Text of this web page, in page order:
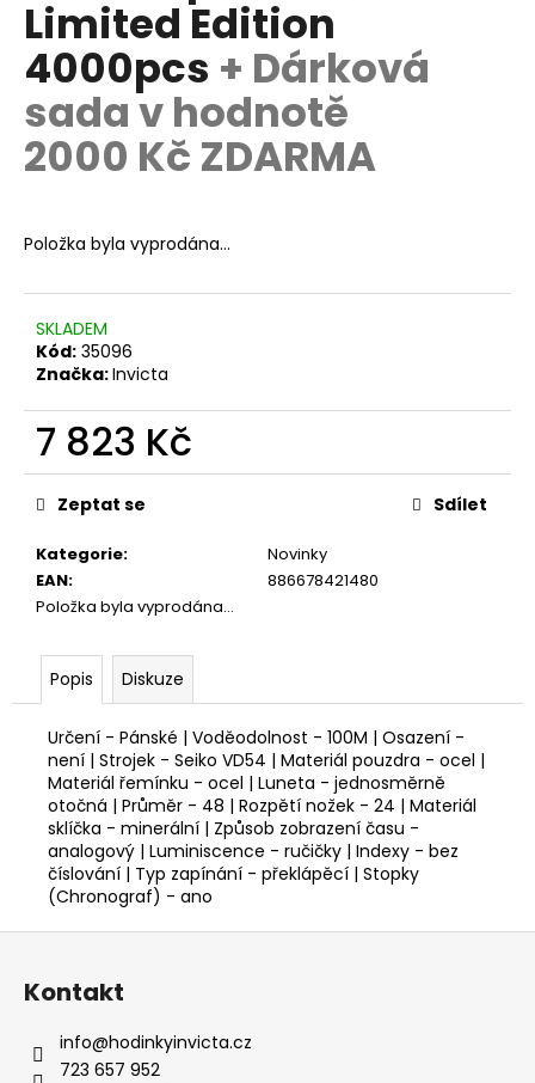
Limited Edition
4000pcs + Dárková
sada v hodnotě
2000 Kč ZDARMA
Položka byla vyprodána…
SKLADEM
Kód: 35096
Značka:Invicta
7 823 Kč
Měrná
cena:
Kategorie:
Novinky
EAN:
886678421480
Položka byla vyprodána…
Zeptat se Sdílet
Popis Diskuze
Určení - Pánské | Voděodolnost - 100M | Osazení -
není | Strojek - Seiko VD54 | Materiál pouzdra - ocel |
Materiál řemínku - ocel | Luneta - jednosměrně
otočná | Průměr - 48 | Rozpětí nožek - 24 | Materiál
sklíčka - minerální | Způsob zobrazení času -
analogový | Luminiscence - ručičky | Indexy - bez
číslování | Typ zapínání - překlápěcí | Stopky
(Chronograf) - ano
u
e
m
e
Z
Kontakt
info@hodinkyinvicta.cz
723 657 952